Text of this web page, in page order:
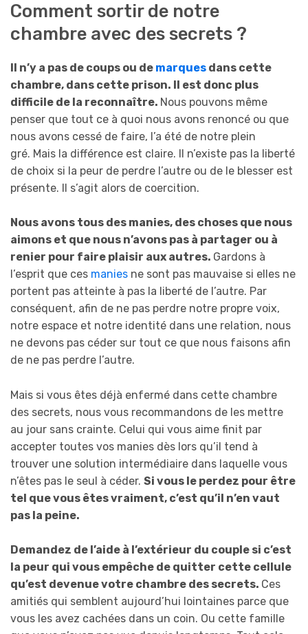
Comment sortir de notre
chambre avec des secrets ?
Il n’y a pas de coups ou de marques dans cette
chambre, dans cette prison. Il est donc plus
difficile de la reconnaître. Nous pouvons même
penser que tout ce à quoi nous avons renoncé ou que
nous avons cessé de faire, l’a été de notre plein
gré. Mais la différence est claire. Il n’existe pas la liberté
de choix si la peur de perdre l’autre ou de le blesser est
présente. Il s’agit alors de coercition.
Nous avons tous des manies, des choses que nous
aimons et que nous n’avons pas à partager ou à
renier pour faire plaisir aux autres. Gardons à
l’esprit que ces manies ne sont pas mauvaise si elles ne
portent pas atteinte à pas la liberté de l’autre. Par
conséquent, afin de ne pas perdre notre propre voix,
notre espace et notre identité dans une relation, nous
ne devons pas céder sur tout ce que nous faisons afin
de ne pas perdre l’autre.
Mais si vous êtes déjà enfermé dans cette chambre
des secrets, nous vous recommandons de les mettre
au jour sans crainte. Celui qui vous aime finit par
accepter toutes vos manies dès lors qu’il tend à
trouver une solution intermédiaire dans laquelle vous
n’êtes pas le seul à céder. Si vous le perdez pour être
tel que vous êtes vraiment, c’est qu’il n’en vaut
pas la peine.
Demandez de l’aide à l’extérieur du couple si c’est
la peur qui vous empêche de quitter cette cellule
qu’est devenue votre chambre des secrets. Ces
amitiés qui semblent aujourd’hui lointaines parce que
vous les avez cachées dans un coin. Ou cette famille